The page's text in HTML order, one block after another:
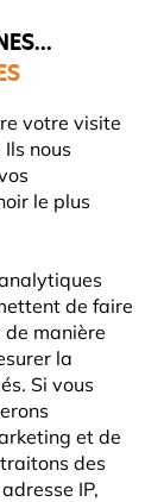
votre visite
nous
le plus
de faire
manière
la
Si vous
et de
des
IP,
59 €